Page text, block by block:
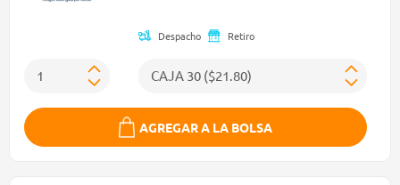
Despacho Retiro
AGREGAR A LA BOLSA